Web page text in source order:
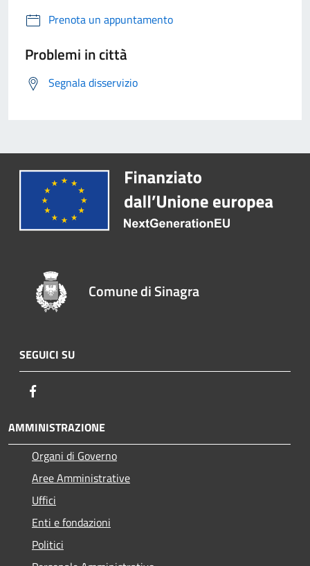
Prenota un appuntamento
Problemi in città
Segnala disservizio
Comune di Sinagra
SEGUICI SU
AMMINISTRAZIONE
Organi di Governo
Aree Amministrative
Uffici
Enti e fondazioni
Politici